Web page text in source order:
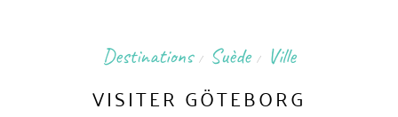
Destinations / Suède / Ville
VISITER GÖTEBORG